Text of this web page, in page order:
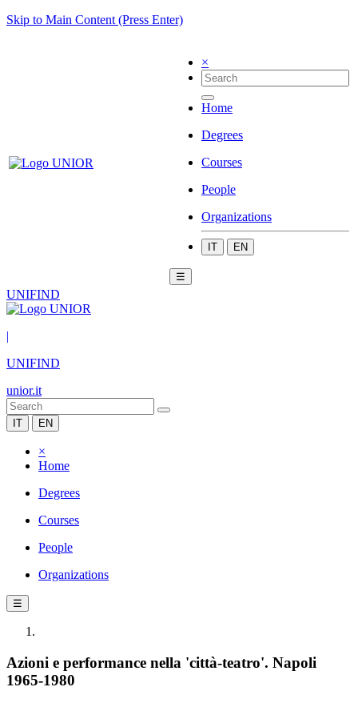
Skip to Main Content (Press Enter)
×
Home
Degrees
Courses
People
Organizations
IT EN
☰
UNIFIND
|
UNIFIND
unior.it
IT EN
×
Home
Degrees
Courses
People
Organizations
☰
Azioni e performance nella 'città-teatro'. Napoli
1965-1980